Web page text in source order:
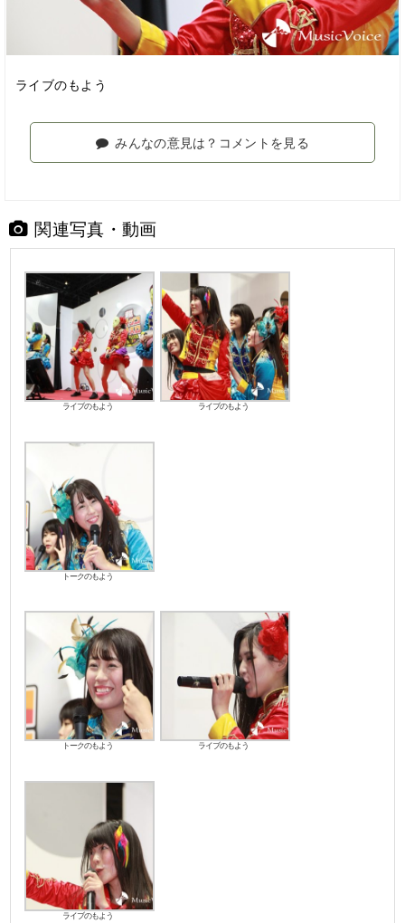
ライブのもよう
みんなの意見は？コメントを見る
関連写真・動画
ライブのもよう ライブのもよう
トークのもよう
トークのもよう ライブのもよう
ライブのもよう